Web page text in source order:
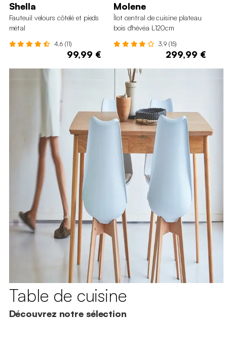
Shella
Fauteuil velours côtelé et pieds
métal
4.6 (11)
99,99 €
Molene
Îlot central de cuisine plateau
bois d'hévéa L120cm
3.9 (15)
299,99 €
Table de cuisine
Découvrez notre sélection